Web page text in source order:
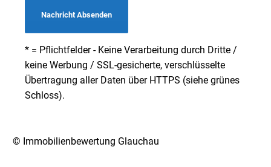
Nachricht Absenden
* = Pflichtfelder - Keine Verarbeitung durch Dritte /
keine Werbung / SSL-gesicherte, verschlüsselte
Übertragung aller Daten über HTTPS (siehe grünes
Schloss).
© Immobilienbewertung Glauchau